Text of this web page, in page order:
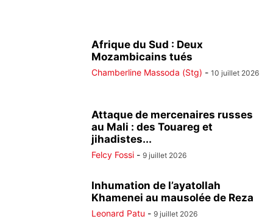
Afrique du Sud : Deux
Mozambicains tués
Chamberline Massoda (Stg) - 10 juillet 2026
Attaque de mercenaires russes
au Mali : des Touareg et
jihadistes...
Felcy Fossi - 9 juillet 2026
Inhumation de l’ayatollah
Khamenei au mausolée de Reza
Leonard Patu - 9 juillet 2026